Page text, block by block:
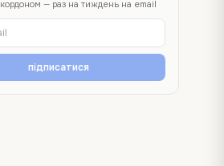
— раз на тиждень на email
підписатися